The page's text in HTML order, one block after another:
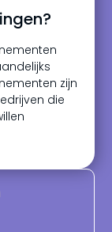
zijn
die